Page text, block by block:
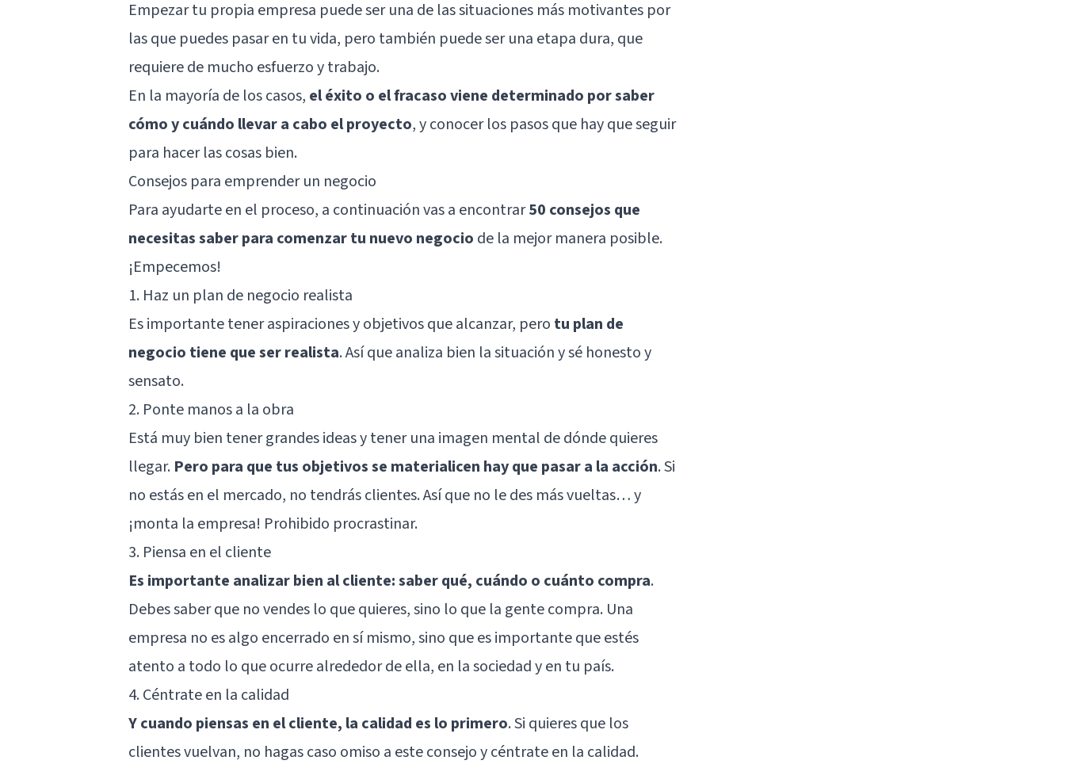
Empezar tu propia empresa puede ser una de las situaciones más motivantes por
las que puedes pasar en tu vida, pero también puede ser una etapa dura, que
requiere de mucho esfuerzo y trabajo.
En la mayoría de los casos, el éxito o el fracaso viene determinado por saber
cómo y cuándo llevar a cabo el proyecto, y conocer los pasos que hay que seguir
para hacer las cosas bien.
Consejos para emprender un negocio
Para ayudarte en el proceso, a continuación vas a encontrar50 consejos que
necesitas saber para comenzar tu nuevo negocio de la mejor manera posible.
¡Empecemos!
1. Haz un plan de negocio realista
Es importante tener aspiraciones y objetivos que alcanzar, pero tu plan de
negocio tiene que ser realista. Así que analiza bien la situación y sé honesto y
sensato.
2. Ponte manos a la obra
Está muy bien tener grandes ideas y tener una imagen mental de dónde quieres
llegar. Pero para que tus objetivos se materialicen hay que pasar a la acción. Si
no estás en el mercado, no tendrás clientes. Así que no le des más vueltas… y
¡monta la empresa! Prohibido procrastinar.
3. Piensa en el cliente
Es importante analizar bien al cliente: saber qué, cuándo o cuánto compra.
Debes saber que no vendes lo que quieres, sino lo que la gente compra. Una
empresa no es algo encerrado en sí mismo, sino que es importante que estés
atento a todo lo que ocurre alrededor de ella, en la sociedad y en tu país.
4. Céntrate en la calidad
Y cuando piensas en el cliente, la calidad es lo primero. Si quieres que los
clientes vuelvan, no hagas caso omiso a este consejo y céntrate en la calidad.